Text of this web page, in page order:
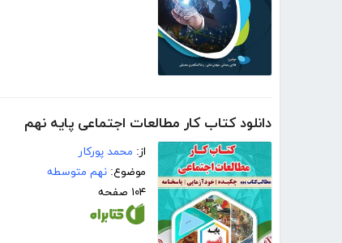
دانلود کتاب کار مطالعات اجتماعی پایه نهم
از: محمد پورکار
موضوع: نهم متوسطه
۱۰۴ صفحه